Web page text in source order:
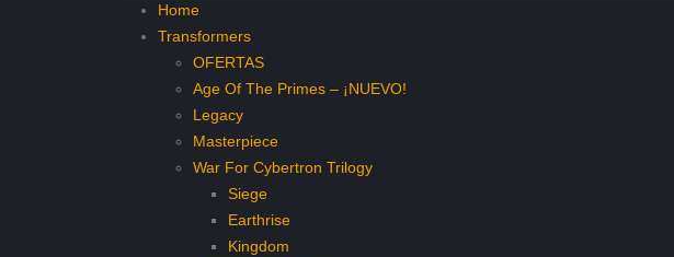
Home
Transformers
OFERTAS
Age Of The Primes – ¡NUEVO!
Legacy
Masterpiece
War For Cybertron Trilogy
Siege
Earthrise
Kingdom